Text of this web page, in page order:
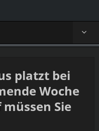
platzt bei
Woche
Sie